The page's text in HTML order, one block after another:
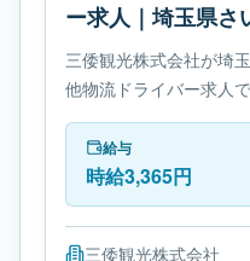
ー求人｜埼玉県さ
三倭観光株式会社が埼
他物流ドライバー求人
です。必要免許は- 免
給与
時給3,365円
三倭観光株式会社